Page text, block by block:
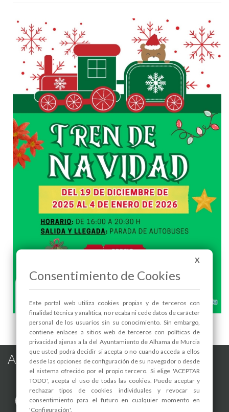
TREN DE NAVIDAD 2025 - 1
Alhama de Murcia en las Redes
X
Consentimiento de Cookies
Este portal web utiliza cookies propias y de terceros con
finalidad técnica y analítica, no recaba ni cede datos de carácter
personal de los usuarios sin su conocimiento. Sin embargo,
contiene enlaces a sitios web de terceros con políticas de
privacidad ajenas a la del Ayuntamiento de Alhama de Murcia
que usted podrá decidir si acepta o no cuando acceda a ellos
desde las opciones de configuración de su navegador o desde
el sistema ofrecido por el propio tercero. Si elige 'ACEPTAR
TODO', acepta el uso de todas las cookies. Puede aceptar y
rechazar tipos de cookies individuales y revocar su
consentimiento para el futuro en cualquier momento en
'Configuración'.